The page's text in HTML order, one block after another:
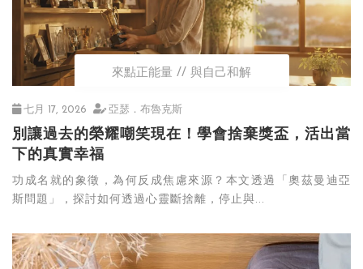
關於我們
來點正能量 與自己和解
七月 17, 2026 亞瑟．布魯克斯
別讓過去的榮耀嘲笑現在！學會捨棄獎盃，活出當
下的真實幸福
功成名就的象徵，為何反成焦慮來源？本文透過「奧茲曼迪亞
斯問題」，探討如何透過心靈斷捨離，停止與...